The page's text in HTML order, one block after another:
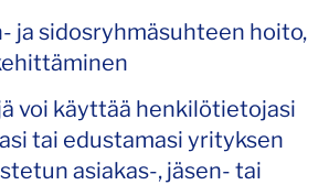
ja sidosryhmäsuhteen hoito,
voi käyttää henkilötietojasi
tai edustamasi yrityksen
asiakas-, jäsen- tai